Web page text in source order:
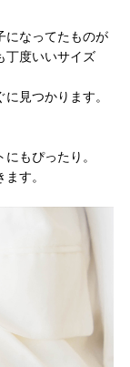
になってたものが
丁度いいサイズ
見つかります。
もぴったり。
す。